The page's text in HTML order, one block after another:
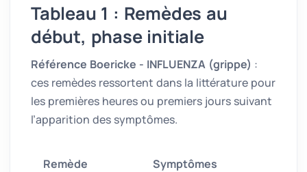
Tableau 1 : Remèdes au
début, phase initiale
Référence Boericke - INFLUENZA (grippe) :
ces remèdes ressortent dans la littérature pour
les premières heures ou premiers jours suivant
l’apparition des symptômes.
Remède
Symptômes